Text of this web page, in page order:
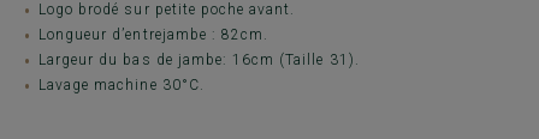
Logo brodé sur petite poche avant.
Longueur d’entrejambe : 82cm.
Largeur du bas de jambe: 16cm (Taille 31).
Lavage machine 30°C.